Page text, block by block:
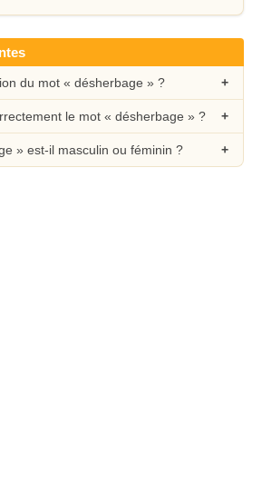
du mot « désherbage » ?
le mot « désherbage » ?
» est-il masculin ou féminin ?